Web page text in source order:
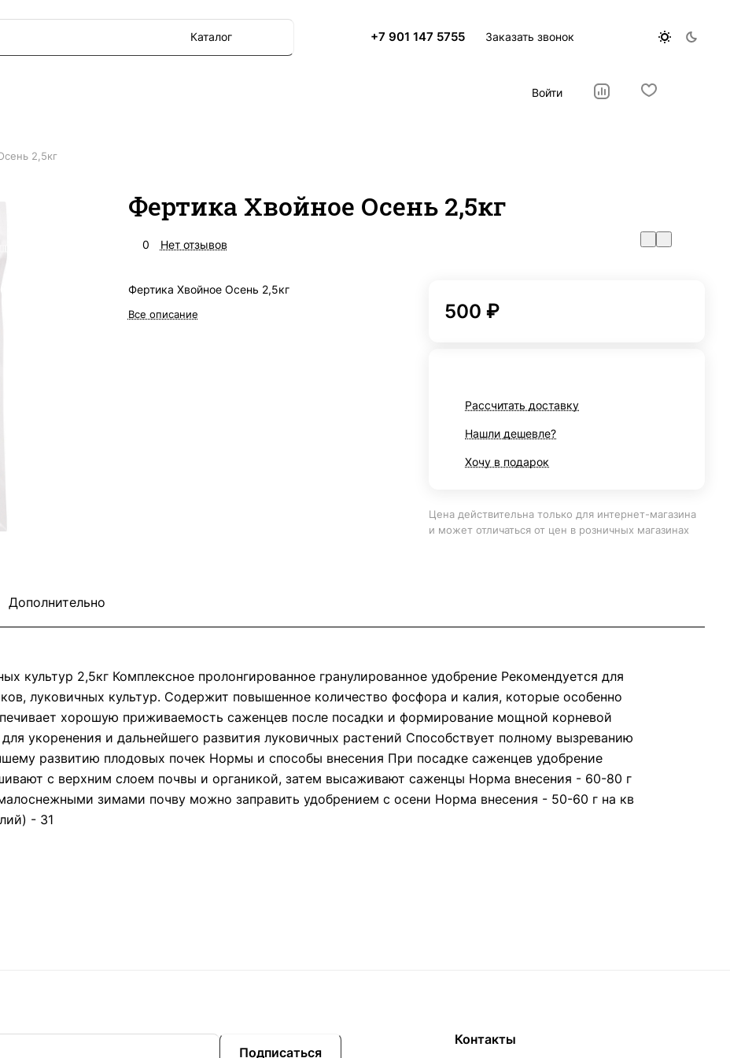
Каталог +7 901 147 5755 Заказать звонок
Войти
2,5кг
Фертика Хвойное Осень 2,5кг
0 Нет отзывов
Фертика Хвойное Осень 2,5кг
Все описание 500 ₽
Рассчитать доставку
Нашли дешевле?
Хочу в подарок
Цена действительна только для интернет-магазина
и может отличаться от цен в розничных магазинах
Дополнительно
культур 2,5кг Комплексное пролонгированное гранулированное удобрение Рекомендуется для
луковичных культур. Содержит повышенное количество фосфора и калия, которые особенно
хорошую приживаемость саженцев после посадки и формирование мощной корневой
укоренения и дальнейшего развития луковичных растений Способствует полному вызреванию
развитию плодовых почек Нормы и способы внесения При посадке саженцев удобрение
с верхним слоем почвы и органикой, затем высаживают саженцы Норма внесения - 60-80 г
зимами почву можно заправить удобрением с осени Норма внесения - 50-60 г на кв
- 31
Подписаться
Контакты